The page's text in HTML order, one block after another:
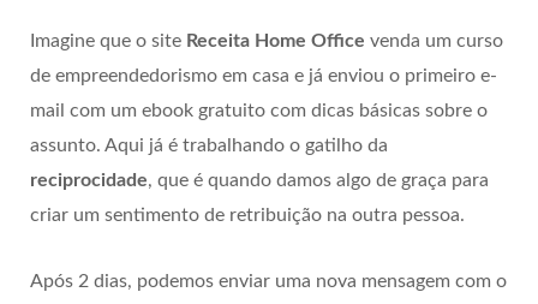
Imagine que o site Receita Home Office venda um curso
de empreendedorismo em casa e já enviou o primeiro e-
mail com um ebook gratuito com dicas básicas sobre o
assunto. Aqui já é trabalhando o gatilho da
reciprocidade, que é quando damos algo de graça para
criar um sentimento de retribuição na outra pessoa.
Após 2 dias, podemos enviar uma nova mensagem com o